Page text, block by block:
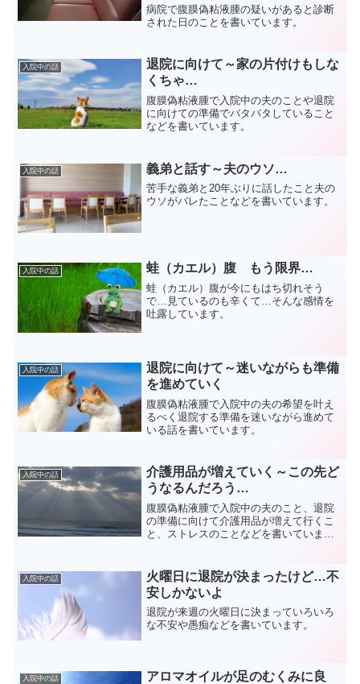
病院で腹膜偽粘液腫の疑いがあると診断
された日のことを書いています。
入院中の話
退院に向けて～家の片付けもしな
くちゃ…
腹膜偽粘液腫で入院中の夫のことや退院
に向けての準備でバタバタしていること
などを書いています。
入院中の話 義弟と話す～夫のウソ…
苦手な義弟と20年ぶりに話したこと夫の
ウソがバレたことなどを書いています。
入院中の話 蛙（カエル）腹 もう限界…
蛙（カエル）腹が今にもはち切れそう
で…見ているのも辛くて…そんな感情を
吐露しています。
入院中の話
退院に向けて～迷いながらも準備
を進めていく
腹膜偽粘液腫で入院中の夫の希望を叶え
るべく退院する準備を迷いながら進めて
いる話を書いています。
入院中の話
介護用品が増えていく～この先ど
うなるんだろう…
腹膜偽粘液腫で入院中の夫のこと、退院
の準備に向けて介護用品が増えて行くこ
と、ストレスのことなどを書いていま
入院中の話
火曜日に退院が決まったけど…不
安しかないよ
退院が来週の火曜日に決まっていろいろ
な不安や愚痴などを書いています。
入院中の話
アロマオイルが足のむくみに良